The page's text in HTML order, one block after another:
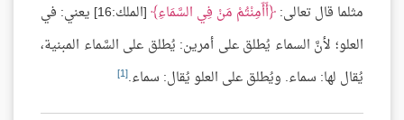
مثلما قال تعالى: أَأَمِنْتُمْ مَنْ فِي السَّمَاءِ
[الملك:16] يعني: في
العلو؛ لأنَّ السماء يُطلق على أمرين: يُطلق على السَّماء المبنية،
يُقال لها: سماء. ويُطلق على العلو يُقال: سماء.[1]